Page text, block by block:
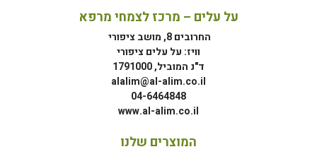
על עלים – מרכז לצמחי מרפא
החרובים 8, מושב ציפורי
וויז: על עלים ציפורי
ד"נ המוביל, 1791000
alalim@al-alim.co.il
04-6464848
www.al-alim.co.il
המוצרים שלנו